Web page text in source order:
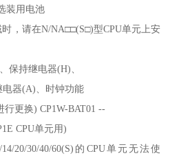
装用电池
，请在N/NA□□(S□)型CPU单元上安
保持继电器(H)、
器(A)、时钟功能
更换) CP1W-BAT01 --
CPU单元用)
20/30/40/60(S)的CPU单元无法使